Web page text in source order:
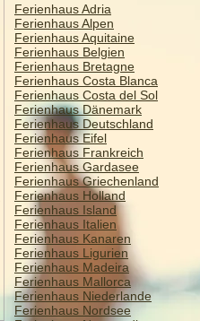
Ferienhaus Adria
Ferienhaus Alpen
Ferienhaus Aquitaine
Ferienhaus Belgien
Ferienhaus Bretagne
Ferienhaus Costa Blanca
Ferienhaus Costa del Sol
Ferienhaus Dänemark
Ferienhaus Deutschland
Ferienhaus Eifel
Ferienhaus Frankreich
Ferienhaus Gardasee
Ferienhaus Griechenland
Ferienhaus Holland
Ferienhaus Island
Ferienhaus Italien
Ferienhaus Kanaren
Ferienhaus Ligurien
Ferienhaus Madeira
Ferienhaus Mallorca
Ferienhaus Niederlande
Ferienhaus Nordsee